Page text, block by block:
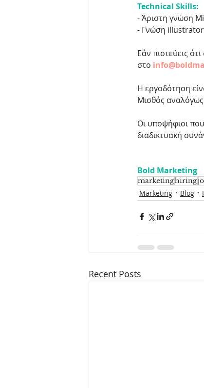
Technical Skills:
- Άριστη γνώση
- Γνώση illustrator
Εάν πιστεύεις
στο
Η εργοδότηση
Μισθός
Οι υποψήφιοι
διαδικτυακή
Bold Marketing
marketinghiring
Marketing Blog
Recent Posts